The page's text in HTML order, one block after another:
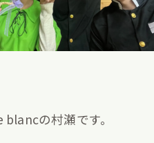
の村瀬です。